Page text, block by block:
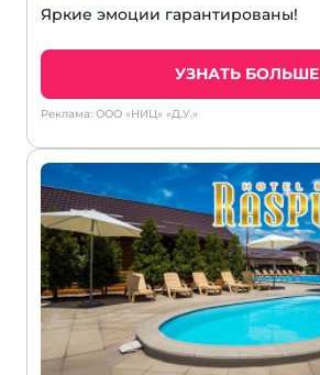
Яркие эмоции гарантированы!
УЗНАТЬ БОЛЬШЕ
Реклама: ООО «НИЦ» «Д.У.»